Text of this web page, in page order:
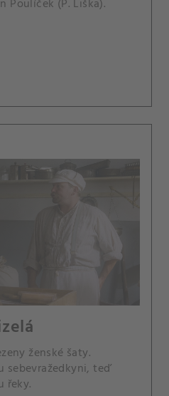
Poulíček (P. Liška).
ženské šaty.
sebevražedkyni, teď
řeky.